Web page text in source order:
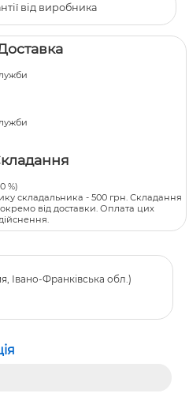
від виробника
%)
складальника - 500 грн. Складання
від доставки. Оплата цих
Івано-Франківська обл.)